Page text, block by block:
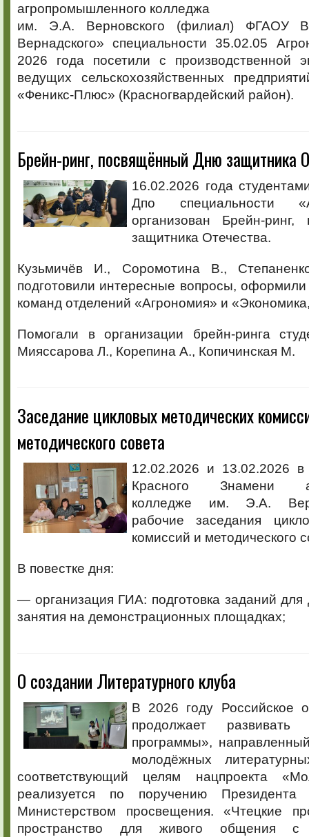
агропромышленного колледжа
им. Э.А. Верновского (филиал)
Вернадского» специальности 35.02.05
2026 года посетили с производственной
ведущих сельскохозяйственных
«Феникс-Плюс» (Красногвардейский район).
Брейн-ринг, посвящённый Дню защитника
16.02.2026 года
Дпо специальности
организован Брейн-
защитника Отечества.
Кузьмичёв И., Соромотина В.,
подготовили интересные вопросы,
команд отделений «Агрономия» и
Помогали в организации брейн-ринга
Мияссарова Л., Корепина А., Копичинская М.
Заседание цикловых методических
методического совета
12.02.2026 и 13.02.2026
Красного Знамени
колледже им. Э.А.
рабочие заседания
комиссий и методического
В повестке дня:
— организация ГИА: подготовка заданий
занятия на демонстрационных площадках;
О создании Литературного клуба
В 2026 году Российское
продолжает развивать
программы»,
молодёжных
соответствующий целям нацпроекта
реализуется по поручению
Министерством просвещения. «Чтецкие
пространство для живого общения с